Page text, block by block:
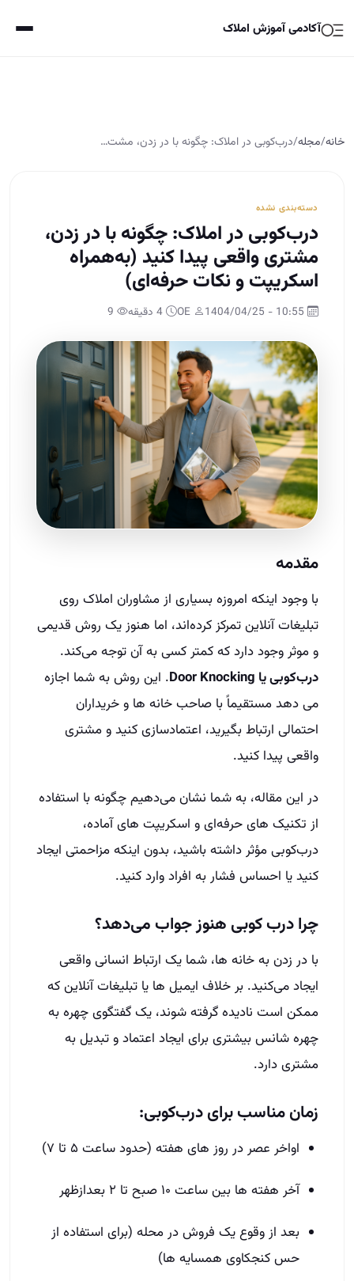
آکادمی آموزش املاک
خانه/مجله/درب‌کوبی در املاک: چگونه با در زدن، مشت…
دسته‌بندی نشده
درب‌کوبی در املاک: چگونه با در زدن،
مشتری واقعی پیدا کنید (به‌همراه
اسکریپت و نکات حرفه‌ای)
مقدمه
با وجود اینکه امروزه بسیاری از مشاوران املاک روی
تبلیغات آنلاین تمرکز کرده‌اند، اما هنوز یک روش قدیمی
و موثر وجود دارد که کمتر کسی به آن توجه می‌کند.
درب‌کوبی یا Door Knocking
. این روش به شما اجازه
می‌ دهد مستقیماً با صاحب‌ خانه‌ ها و خریداران
احتمالی ارتباط بگیرید، اعتمادسازی کنید و مشتری
واقعی پیدا کنید.
در این مقاله، به شما نشان می‌دهیم چگونه با استفاده
از تکنیک‌ های حرفه‌ای و اسکریپت‌ های آماده،
درب‌کوبی مؤثر داشته باشید، بدون اینکه مزاحمتی ایجاد
کنید یا احساس فشار به افراد وارد کنید.
چرا درب‌ کوبی هنوز جواب می‌دهد؟
با در زدن به خانه‌ ها، شما یک ارتباط انسانی واقعی
ایجاد می‌کنید. بر خلاف ایمیل‌ ها یا تبلیغات آنلاین که
ممکن است نادیده گرفته شوند، یک گفتگوی چهره‌ به‌
چهره شانس بیشتری برای ایجاد اعتماد و تبدیل به
مشتری دارد.
زمان مناسب برای درب‌کوبی:
اواخر عصر در روز های هفته (حدود ساعت ۵ تا ۷)
آخر هفته‌ ها بین ساعت ۱۰ صبح تا ۲ بعدازظهر
بعد از وقوع یک فروش در محله (برای استفاده از
حس کنجکاوی همسایه‌ ها)